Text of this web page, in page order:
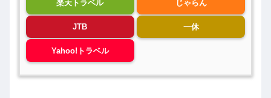
楽天トラベル じゃらん
JTB 一休
Yahoo!トラベル